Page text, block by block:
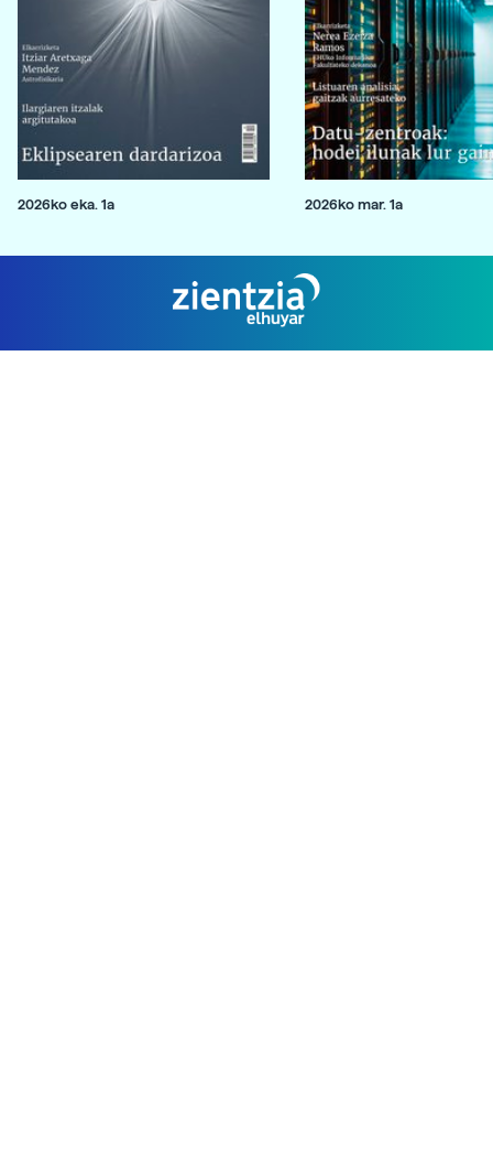
2026ko eka. 1a 2026ko mar. 1a